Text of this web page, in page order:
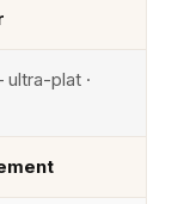
plat ·